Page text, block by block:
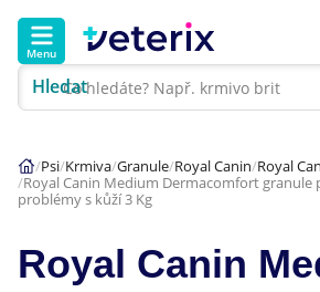
Menu
Hledat
Hlavní kategorie
Akce
Psi Krmiva Granule Royal Canin Royal
Royal Canin Medium Dermacomfort granule
problémy s kůží 3 Kg
Royal Canin